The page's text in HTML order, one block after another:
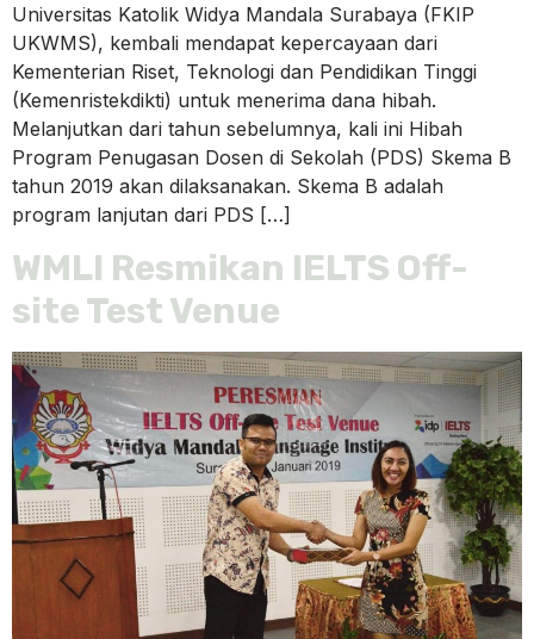
Universitas Katolik Widya Mandala Surabaya (FKIP
UKWMS), kembali mendapat kepercayaan dari
Kementerian Riset, Teknologi dan Pendidikan Tinggi
(Kemenristekdikti) untuk menerima dana hibah.
Melanjutkan dari tahun sebelumnya, kali ini Hibah
Program Penugasan Dosen di Sekolah (PDS) Skema B
tahun 2019 akan dilaksanakan. Skema B adalah
program lanjutan dari PDS […]
WMLI Resmikan IELTS Off-
site Test Venue